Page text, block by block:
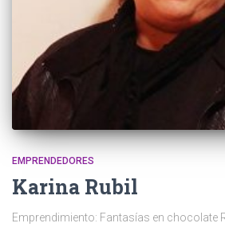
EMPRENDEDORES
Karina Rubil
Emprendimiento: Fantasías en chocolate